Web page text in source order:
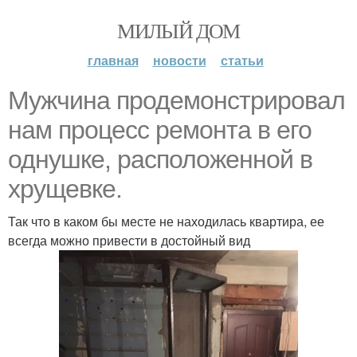
МИЛЫЙ ДОМ
главная новости статьи
Мужчина продемонстрировал
нам процесс ремонта в его
однушке, расположенной в
хрущевке.
Так что в каком бы месте не находилась квартира, ее
всегда можно привести в достойный вид